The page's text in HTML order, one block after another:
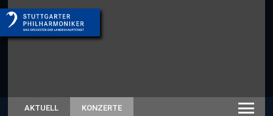
AKTUELL KONZERTE